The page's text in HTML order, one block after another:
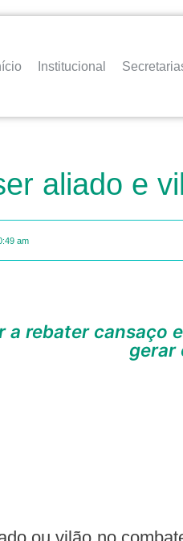
Institucional
aliado e
am
gerar